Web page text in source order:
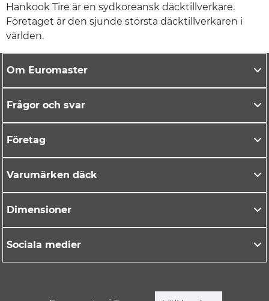
Hankook Tire är en sydkoreansk däcktillverkare.
Företaget är den sjunde största däcktillverkaren i
världen.
Om Euromaster
Frågor och svar
Företag
Varumärken däck
Dimensioner
Sociala medier